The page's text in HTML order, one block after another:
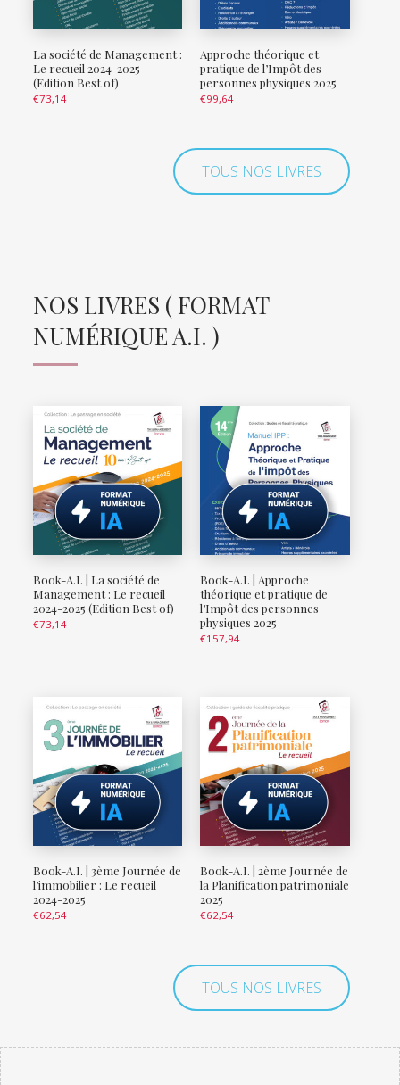
La société de Management :
Le recueil 2024-2025
(Edition Best of)
€73,14
Approche théorique et
pratique de l’Impôt des
personnes physiques 2025
€99,64
TOUS NOS LIVRES
NOS LIVRES ( FORMAT
NUMÉRIQUE A.I. )
Book-A.I. | La société de
Management : Le recueil
2024-2025 (Edition Best of)
€73,14
Book-A.I. | Approche
théorique et pratique de
l’Impôt des personnes
physiques 2025
€157,94
Book-A.I. | 3ème Journée de
l’immobilier : Le recueil
2024-2025
€62,54
Book-A.I. | 2ème Journée de
la Planification patrimoniale
2025
€62,54
TOUS NOS LIVRES